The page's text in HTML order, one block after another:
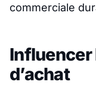
commerciale
Influencer
d’achat